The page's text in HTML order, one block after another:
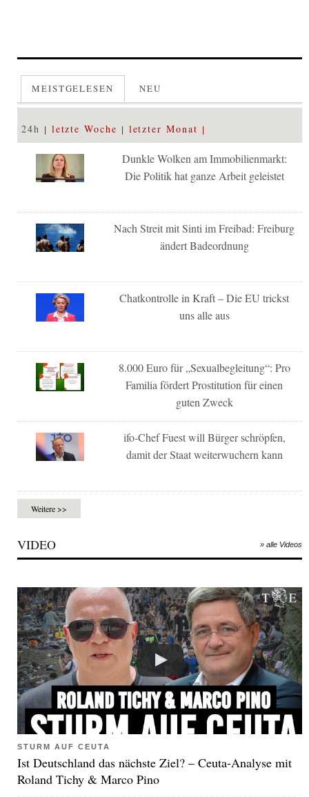
MEISTGELESEN NEU
24h letzte Woche letzter Monat
Dunkle Wolken am Immobilienmarkt:
Die Politik hat ganze Arbeit geleistet
Nach Streit mit Sinti im Freibad: Freiburg
ändert Badeordnung
Chatkontrolle in Kraft – Die EU trickst
uns alle aus
8.000 Euro für „Sexualbegleitung“: Pro
Familia fördert Prostitution für einen
guten Zweck
ifo-Chef Fuest will Bürger schröpfen,
damit der Staat weiterwuchern kann
Weitere >>
VIDEO » alle Videos
STURM AUF CEUTA
Ist Deutschland das nächste Ziel? – Ceuta-Analyse mit
Roland Tichy & Marco Pino